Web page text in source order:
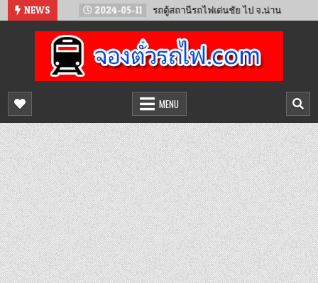
Skip NEWS 2024-05-11 รถตู้สถานีรถไฟเด่นชัย ไป จ.น่าน
จองตั๋วรถไฟออนไลน์
จำหน่ายตั๋วรถไฟล่วงหน้า จองได้ 24 ชั่วโมง
MENU